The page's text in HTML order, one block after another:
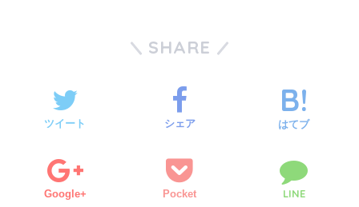
SHARE
ツイート シェア はてブ
Google+ Pocket LINE